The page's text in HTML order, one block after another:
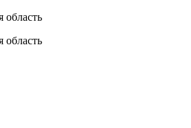
область
область